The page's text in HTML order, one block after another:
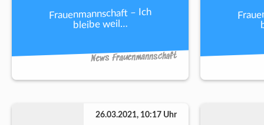
Frauenmannschaft – Ich
bleibe weil…
News Frauenmannschaft
26.03.2021, 10:17 Uhr